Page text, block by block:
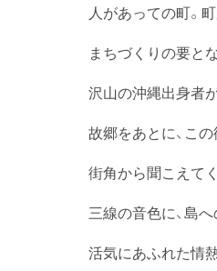
人があっての町。
まちづくりの要と
沢山の沖縄出身者
故郷をあとに、こ
街角から聞こえて
三線の音色に、島
活気にあふれた情